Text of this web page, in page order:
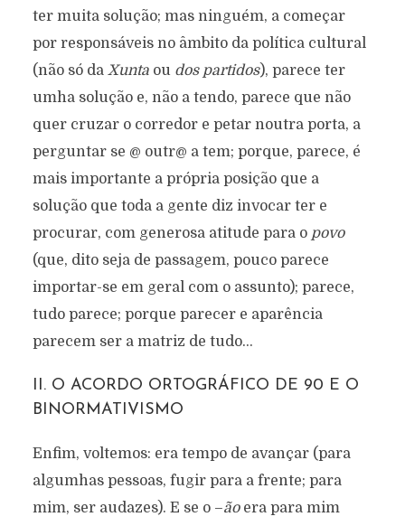
ter muita solução; mas ninguém, a começar
por responsáveis no âmbito da política cultural
(não só da Xuntaou dos partidos), parece ter
umha solução e, não a tendo, parece que não
quer cruzar o corredor e petar noutra porta, a
perguntar se @ outr@ a tem; porque, parece, é
mais importante a própria posição que a
solução que toda a gente diz invocar ter e
procurar, com generosa atitude para o povo
(que, dito seja de passagem, pouco parece
importar-se em geral com o assunto); parece,
tudo parece; porque parecer e aparência
parecem ser a matriz de tudo…
II. O ACORDO ORTOGRÁFICO DE 90 E O
BINORMATIVISMO
Enfim, voltemos: era tempo de avançar (para
algumhas pessoas, fugir para a frente; para
mim, ser audazes). E se o –ãoera para mim